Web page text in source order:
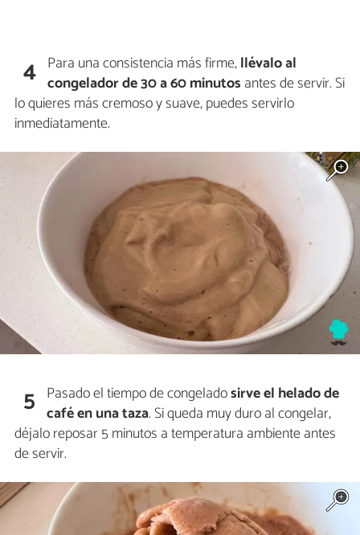
4 Para una consistencia más firme,llévalo al
congelador de 30 a 60 minutos antes de servir. Si
lo quieres más cremoso y suave, puedes servirlo
inmediatamente.
5 Pasado el tiempo de congeladosirve el helado de
café en una taza. Si queda muy duro al congelar,
déjalo reposar 5 minutos a temperatura ambiente antes
de servir.